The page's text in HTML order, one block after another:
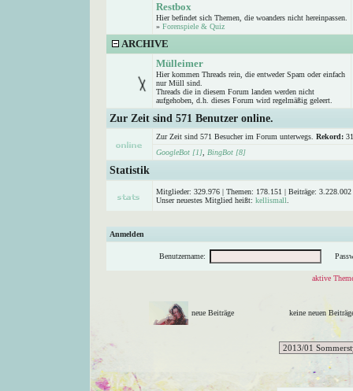
Restbox
Hier befindet sich Themen, die woanders nicht hereinpassen.
» Forenspiele & Quiz
ARCHIVE
Mülleimer
Hier kommen Threads rein, die entweder Spam oder einfach
nur Müll sind.
Threads die in diesem Forum landen werden nicht
aufgehoben, d.h. dieses Forum wird regelmäßig geleert.
Zur Zeit sind 571 Benutzer online.
Zur Zeit sind 571 Besucher im Forum unterwegs. Rekord:
GoogleBot [1]
BingBot [8]
Statistik
Mitglieder: 329.976 | Themen: 178.151 | Beiträge:
Unser neuestes Mitglied heißt: kellismall
Anmelden
Benutzername:
aktive
neue Beiträge keine neuen